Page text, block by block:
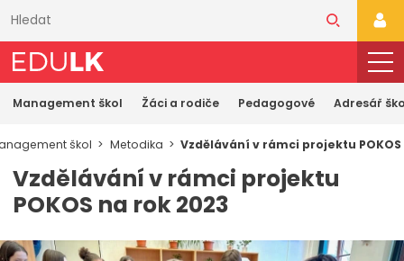
obsahu
Management škol Žáci a rodiče Pedagogové Adresář
škol Metodika Vzdělávání v rámci projektu POKOS
Vzdělávání v rámci projektu
POKOS na rok 2023